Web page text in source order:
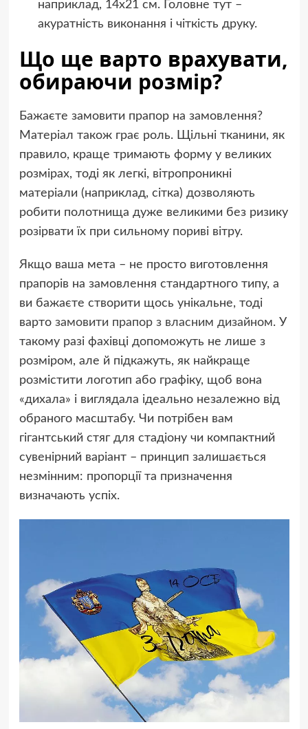
наприклад, 14х21 см. Головне тут –
акуратність виконання і чіткість друку.
Що ще варто врахувати,
обираючи розмір?
Бажаєте замовити прапор на замовлення?
Матеріал також грає роль. Щільні тканини, як
правило, краще тримають форму у великих
розмірах, тоді як легкі, вітропроникні
матеріали (наприклад, сітка) дозволяють
робити полотнища дуже великими без ризику
розірвати їх при сильному пориві вітру.
Якщо ваша мета – не просто виготовлення
прапорів на замовлення стандартного типу, а
ви бажаєте створити щось унікальне, тоді
варто замовити прапор з власним дизайном. У
такому разі фахівці допоможуть не лише з
розміром, але й підкажуть, як найкраще
розмістити логотип або графіку, щоб вона
«дихала» і виглядала ідеально незалежно від
обраного масштабу. Чи потрібен вам
гігантський стяг для стадіону чи компактний
сувенірний варіант – принцип залишається
незмінним: пропорції та призначення
визначають успіх.